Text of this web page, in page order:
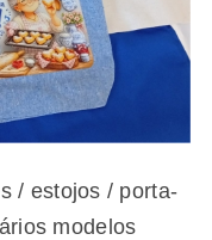
/ estojos / porta-
modelos